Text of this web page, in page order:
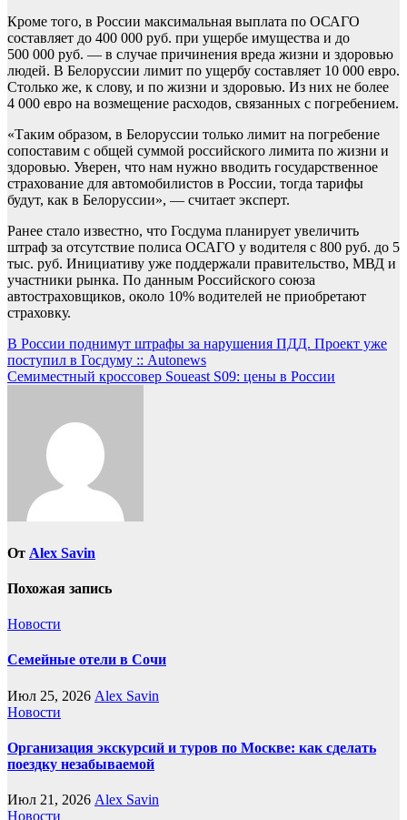
Кроме того, в России максимальная выплата по ОСАГО
составляет до 400 000 руб. при ущербе имущества и до
500 000 руб. — в случае причинения вреда жизни и здоровью
людей. В Белоруссии лимит по ущербу составляет 10 000 евро.
Столько же, к слову, и по жизни и здоровью. Из них не более
4 000 евро на возмещение расходов, связанных с погребением.
«Таким образом, в Белоруссии только лимит на погребение
сопоставим с общей суммой российского лимита по жизни и
здоровью. Уверен, что нам нужно вводить государственное
страхование для автомобилистов в России, тогда тарифы
будут, как в Белоруссии», — считает эксперт.
Ранее стало известно, что Госдума планирует увеличить
штраф за отсутствие полиса ОСАГО у водителя с 800 руб. до 5
тыс. руб. Инициативу уже поддержали правительство, МВД и
участники рынка. По данным Российского союза
автостраховщиков, около 10% водителей не приобретают
страховку.
Навигация
по
В России поднимут штрафы за нарушения ПДД. Проект уже
поступил в Госдуму :: Autonews
Семиместный кроссовер Soueast S09: цены в России
От Alex Savin
Похожая запись
Новости
Семейные отели в Сочи
Июл 25, 2026 Alex Savin
Новости
Организация экскурсий и туров по Москве: как сделать
поездку незабываемой
Июл 21, 2026 Alex Savin
Новости